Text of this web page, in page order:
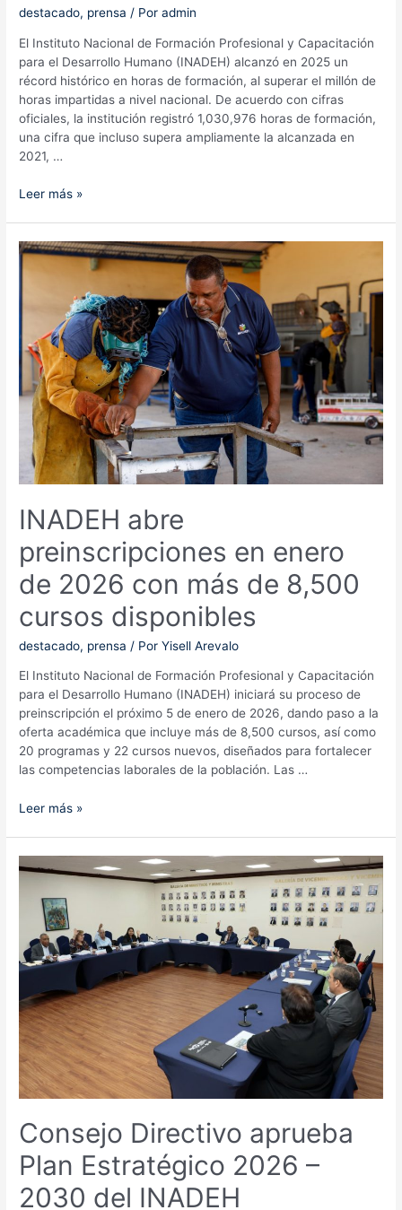
destacado, prensa / Poradmin
El Instituto Nacional de Formación Profesional y Capacitación
para el Desarrollo Humano (INADEH) alcanzó en 2025 un
récord histórico en horas de formación, al superar el millón de
horas impartidas a nivel nacional. De acuerdo con cifras
oficiales, la institución registró 1,030,976 horas de formación,
una cifra que incluso supera ampliamente la alcanzada en
2021, …
INADEH
histórico
de
millón
de
horas
de
formación
en
2025
Leer más »
INADEH abre
preinscripciones en enero
de 2026 con más de 8,500
cursos disponibles
destacado, prensa / PorYisell Arevalo
El Instituto Nacional de Formación Profesional y Capacitación
para el Desarrollo Humano (INADEH) iniciará su proceso de
preinscripción el próximo 5 de enero de 2026, dando paso a la
oferta académica que incluye más de 8,500 cursos, así como
20 programas y 22 cursos nuevos, diseñados para fortalecer
las competencias laborales de la población. Las …
INADEH
en
2026
con
más
8,500
cursos
disponibles
Leer más »
Consejo Directivo aprueba
Plan Estratégico 2026 –
2030 del INADEH